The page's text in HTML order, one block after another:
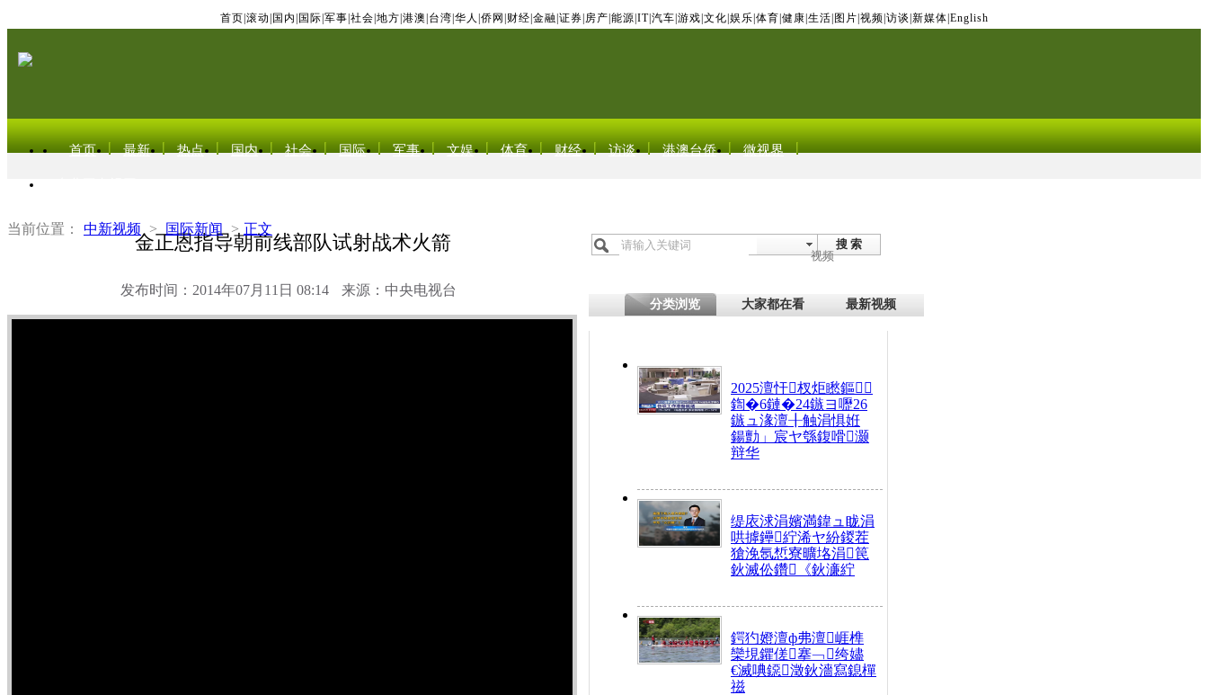
首页 滚动 国内 国际 军事 社会 地方 港澳 台湾 华人 侨网 财经 金融 证券 房产 能源 IT| 汽车 游戏 文化 娱乐 体育 健康 生活 图片 视频 访谈 新媒体 English
首页 最新 热点 国内 社会 国际 军事 文娱 体育 财经 访谈 港澳台侨 微视界
当前位置： 中新视频 > 国际新闻 > 正文
金正恩指导朝前线部队试射战术火箭
发布时间：2014年07月11日 08:14 来源：中央电视台
搜 索
视频
分类浏览 大家都在看 最新视频
2025澶忓杈炬矁鏂
鍧�6鏈�24鏃ヨ嚦26
鏃ュ湪澶╂触涓惧姙
鍚勯」宸ヤ綔鍑嗗灏
辩华
缇庡浗涓嬪満鍏ュ眬涓
哄摢鑸紵浠ヤ紛鍐茬
獊浼氬惁寮曠垎涓笢
鈥滅伀鑽《鈥濓紵
鍔犳嬁澶ф弗澶崕榫
欒垷鑺傞搴﹁绔嬧
€滅唺鐚澂鈥濇寫鎴樿
禌